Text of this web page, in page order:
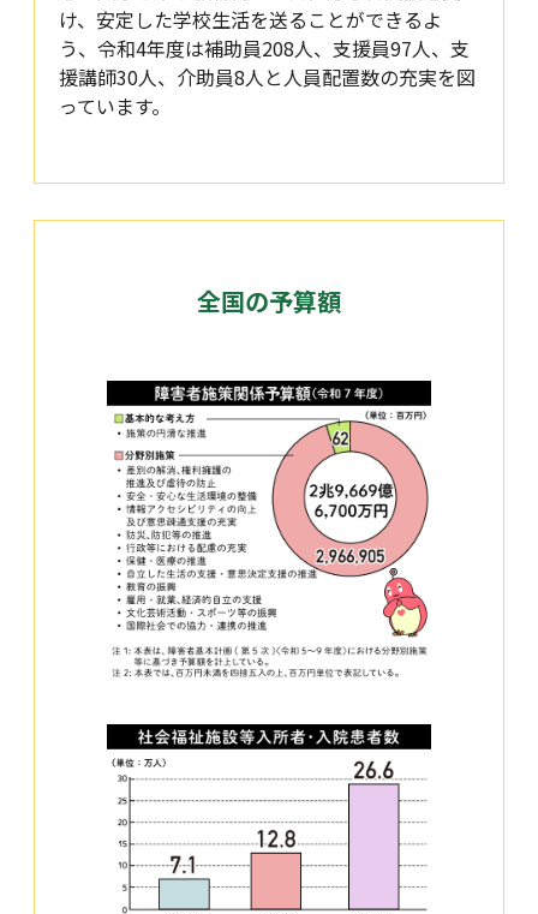
け、安定した学校生活を送ることができるよ
う、令和4年度は補助員208人、支援員97人、支
援講師30人、介助員8人と人員配置数の充実を図
っています。
全国の予算額